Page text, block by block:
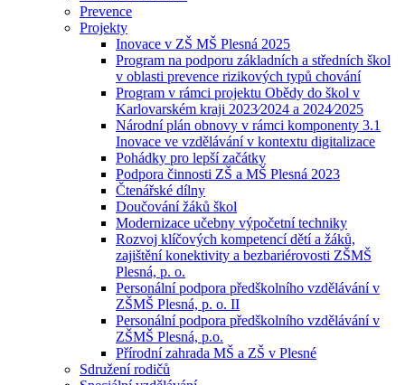
Prevence
Projekty
Inovace v ZŠ MŠ Plesná 2025
Program na podporu základních a středních škol
v oblasti prevence rizikových typů chování
Program v rámci projektu Obědy do škol v
Karlovarském kraji 2023⁄2024 a 2024⁄2025
Národní plán obnovy v rámci komponenty 3.1
Inovace ve vzdělávání v kontextu digitalizace
Pohádky pro lepší začátky
Podpora činnosti ZŠ a MŠ Plesná 2023
Čtenářské dílny
Doučování žáků škol
Modernizace učebny výpočetní techniky
Rozvoj klíčových kompetencí dětí a žáků,
zajištění konektivity a bezbariérovosti ZŠMŠ
Plesná, p. o.
Personální podpora předškolního vzdělávání v
ZŠMŠ Plesná, p. o. II
Personální podpora předškolního vzdělávání v
ZŠMŠ Plesná, p.o.
Přírodní zahrada MŠ a ZŠ v Plesné
Sdružení rodičů